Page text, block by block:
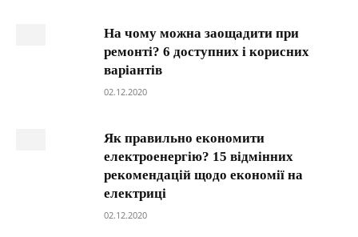
На чому можна заощадити при
ремонті? 6 доступних і корисних
варіантів
02.12.2020
Як правильно економити
електроенергію? 15 відмінних
рекомендацій щодо економії на
електриці
02.12.2020